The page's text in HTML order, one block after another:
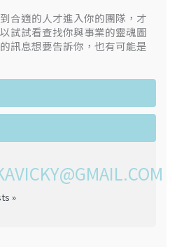
合適的人才進入你的團隊，才
試試看查找你與事業的靈魂圖
訊息想要告訴你，也有可能是
»